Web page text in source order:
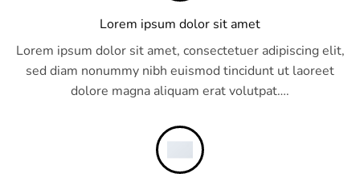
Lorem ipsum dolor sit amet
Lorem ipsum dolor sit amet, consectetuer adipiscing elit,
sed diam nonummy nibh euismod tincidunt ut laoreet
dolore magna aliquam erat volutpat….